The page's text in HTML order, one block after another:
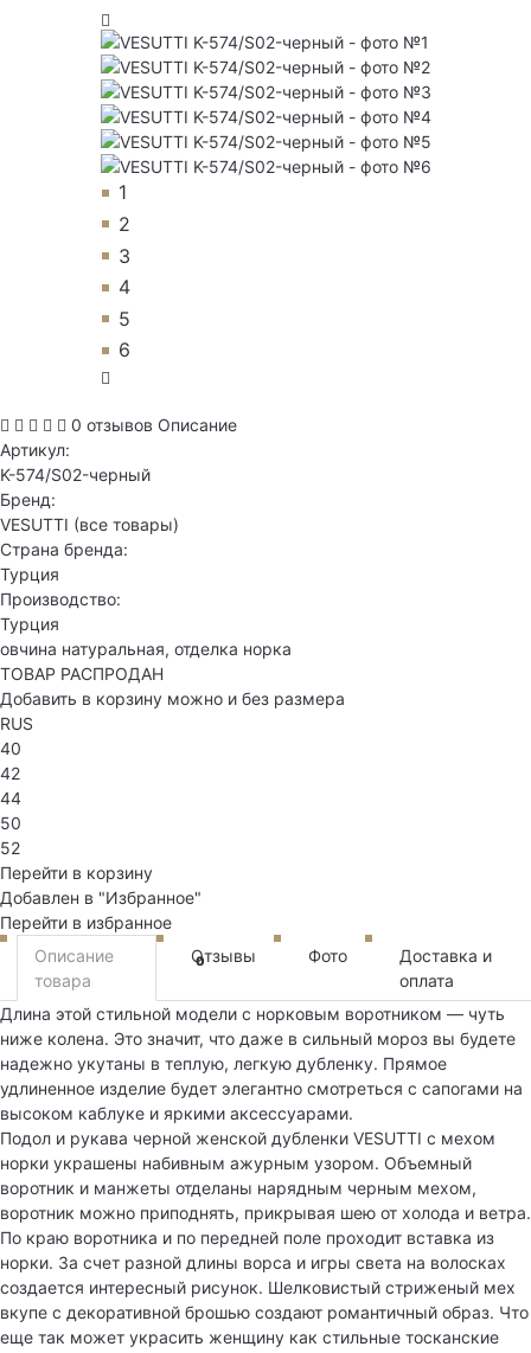
1
2
3
4
5
6
0 отзывов Описание
Артикул:
K-574/S02-черный
Бренд:
VESUTTI (все товары)
Страна бренда:
Турция
Производство:
Турция
овчина натуральная, отделка норка
ТОВАР РАСПРОДАН
Добавить в корзину можно и без размера
RUS
40
42
44
50
52
Перейти в корзину
Добавлен в "Избранное"
Перейти в избранное
Описание
товара
Отзывы
0 Фото
Доставка и
оплата
Длина этой стильной модели с норковым воротником — чуть
ниже колена. Это значит, что даже в сильный мороз вы будете
надежно укутаны в теплую, легкую дубленку. Прямое
удлиненное изделие будет элегантно смотреться с сапогами на
высоком каблуке и яркими аксессуарами.
Подол и рукава черной женской дубленки VESUTTI с мехом
норки украшены набивным ажурным узором. Объемный
воротник и манжеты отделаны нарядным черным мехом,
воротник можно приподнять, прикрывая шею от холода и ветра.
По краю воротника и по передней поле проходит вставка из
норки. За счет разной длины ворса и игры света на волосках
создается интересный рисунок. Шелковистый стриженый мех
вкупе с декоративной брошью создают романтичный образ. Что
еще так может украсить женщину как стильные тосканские